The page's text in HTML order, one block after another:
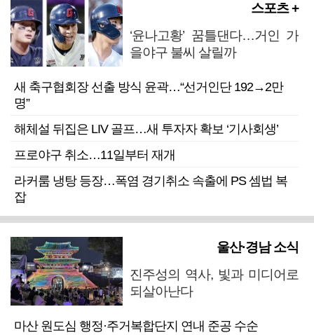
스포츠 +
‘윤나고황’ 꿈틀댄다…거인 가
을야구 불씨 살릴까
새 축구협회장 선출 방식 윤곽…“선거인단 192→2만
명”
해체설 뒤집은 LIV 골프…새 투자자 확보 ‘기사회생’
프로야구 취소…11일부터 재개
라커룸 냉탕 등장…폭염 경기취소 속출에 PS 셈법 복
잡
울산·경남 소식
진주성의 역사, 빛과 미디어로
되살아난다
마산 원도심 행정·주거복합단지 연내 준공 수순